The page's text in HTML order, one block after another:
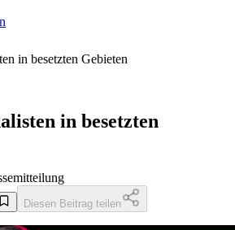
in besetzten Gebieten
in besetzten
Diesen Beitrag teilen